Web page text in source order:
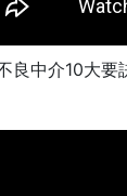
良中介10大要